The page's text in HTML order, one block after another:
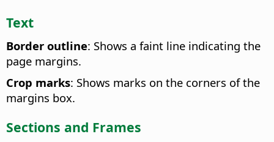
Text
Border outline: Shows a faint line indicating the
page margins.
Crop marks: Shows marks on the corners of the
margins box.
Sections and Frames